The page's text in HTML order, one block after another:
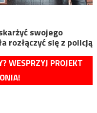
swojego
rozłączyć się z policją
WESPRZYJ PROJEKT